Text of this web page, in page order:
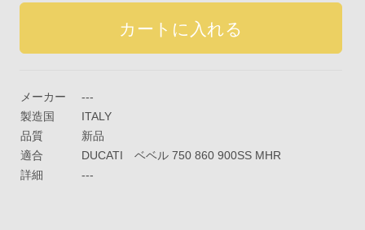
メーカー
---
製造国
ITALY
品質
新品
適合
DUCATI ベベル 750 860 900SS MHR
詳細
---